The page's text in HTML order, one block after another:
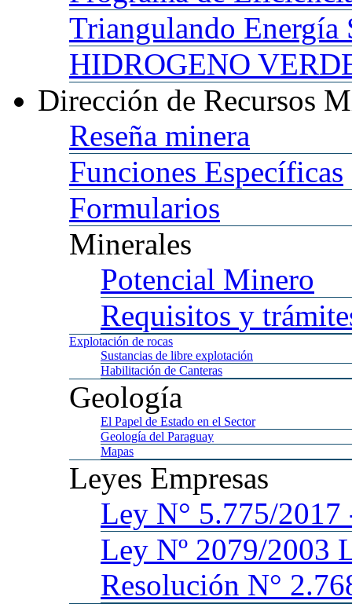
Triangulando Energía
HIDROGENO
Dirección de Recursos
Reseña minera
Funciones Específicas
Formularios
Minerales
Potencial Minero
Requisitos y
Explotación de rocas
Sustancias de libre explotación
Habilitación de Canteras
Geología
El Papel de Estado en el Sector
Geología del Paraguay
Mapas
Leyes Empresas
Ley N° 5.775/
Ley Nº 2079/2003
Resolución N°